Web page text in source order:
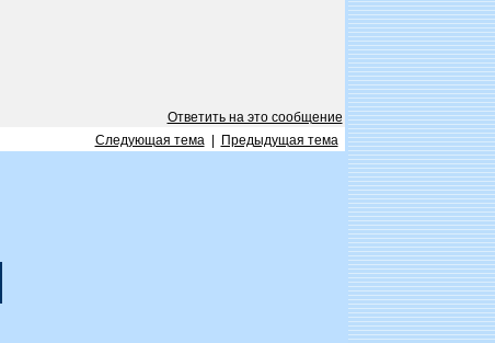
Ответить на это сообщение
Следующая тема| Предыдущая тема